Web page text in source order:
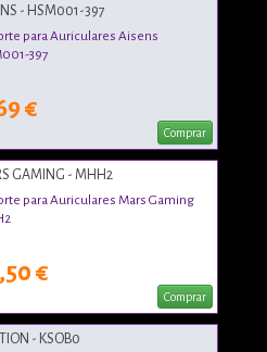
- HSM001-397
para Auriculares Aisens
397
€
Comprar
GAMING - MHH2
para Auriculares Mars Gaming
€
Comprar
- KSOB0